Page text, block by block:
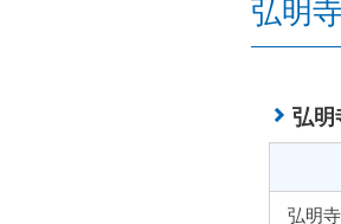
弘明
弘明
弘明寺